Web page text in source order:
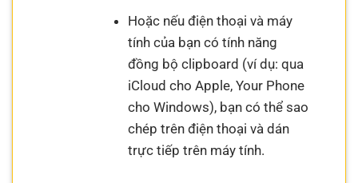
Hoặc nếu điện thoại và máy
tính của bạn có tính năng
đồng bộ clipboard (ví dụ: qua
iCloud cho Apple, Your Phone
cho Windows), bạn có thể sao
chép trên điện thoại và dán
trực tiếp trên máy tính.